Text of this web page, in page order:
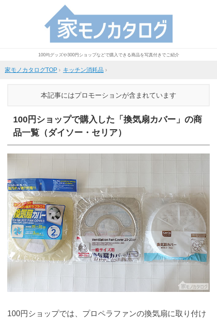
100均グッズや300円ショップなどで購入できる商品を写真付きでご紹介
家モノカタログTOP › キッチン消耗品 ›
本記事にはプロモーションが含まれています
100円ショップで購入した「換気扇カバー」の商
品一覧（ダイソー・セリア）
100円ショップでは、プロペラファンの換気扇に取り付け